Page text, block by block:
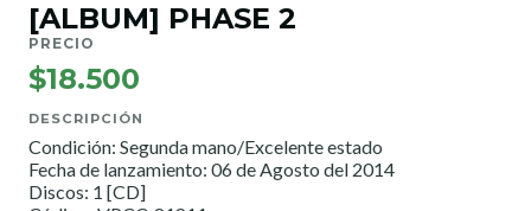
[ALBUM] PHASE 2
PRECIO
$18.500
DESCRIPCIÓN
Condición: Segunda mano/Excelente estado
Fecha de lanzamiento: 06 de Agosto del 2014
Discos: 1 [CD]